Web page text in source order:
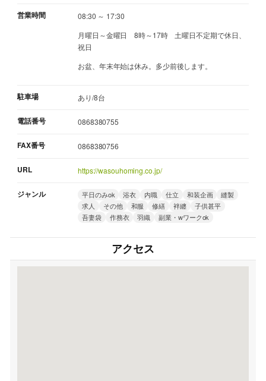
営業時間
08:30 ～ 17:30
月曜日～金曜日 8時～17時 土曜日不定期で休日、
祝日
お盆、年末年始は休み。多少前後します。
駐車場 あり/8台
電話番号 0868380755
FAX番号 0868380756
URL https://wasouhoming.co.jp/
ジャンル 平日のみok 浴衣 内職 仕立 和装企画
縫製
求人
その他 和服 修繕 袢纏
子供甚平
吾妻袋
作務衣 羽織 副業・wワークok
アクセス